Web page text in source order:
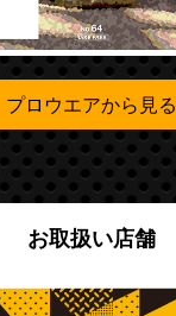
プロウエアから見る
お取扱い店舗